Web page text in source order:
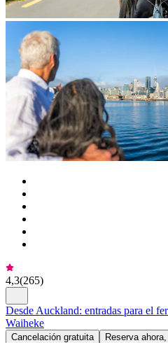
4,3(265)
Desde Auckland: entradas para el
Waiheke
Cancelación gratuita Reserva